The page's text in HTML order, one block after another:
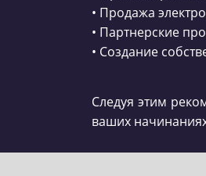
• Продажа
• Партнерские
• Создание
Следуя этим
ваших